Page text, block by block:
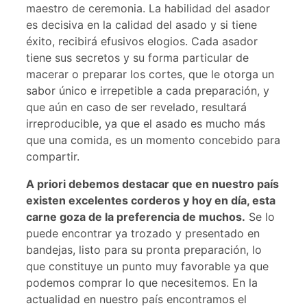
maestro de ceremonia. La habilidad del asador
es decisiva en la calidad del asado y si tiene
éxito, recibirá efusivos elogios. Cada asador
tiene sus secretos y su forma particular de
macerar o preparar los cortes, que le otorga un
sabor único e irrepetible a cada preparación, y
que aún en caso de ser revelado, resultará
irreproducible, ya que el asado es mucho más
que una comida, es un momento concebido para
compartir.
A priori debemos destacar que en nuestro país
existen excelentes corderos y hoy en día, esta
carne goza de la preferencia de muchos. Se lo
puede encontrar ya trozado y presentado en
bandejas, listo para su pronta preparación, lo
que constituye un punto muy favorable ya que
podemos comprar lo que necesitemos. En la
actualidad en nuestro país encontramos el